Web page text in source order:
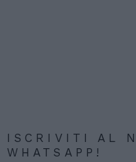
ISCRIVITI AL
WHATSAPP!